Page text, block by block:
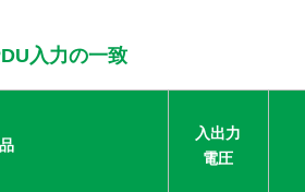
入力の一致
入出力
電圧